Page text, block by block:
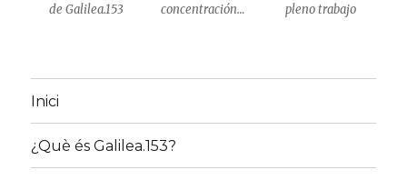
de Galilea.153
concentración…
pleno trabajo
Inici
¿Què és Galilea.153?